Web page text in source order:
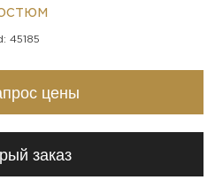
45185
цены
заказ